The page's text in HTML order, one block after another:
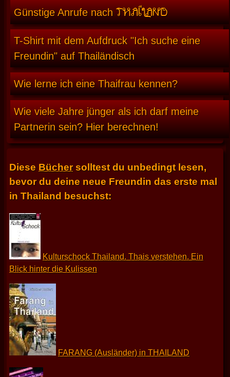
Günstige Anrufe nachTHAILAND
T-Shirt mit dem Aufdruck "Ich suche eine
Freundin" auf Thailändisch
Wie lerne ich eine Thaifrau kennen?
Wie viele Jahre jünger als ich darf meine
Partnerin sein? Hier berechnen!
Diese Büchersolltest du unbedingt lesen,
bevor du deine neue Freundin das erste mal
in Thailand besuchst:
Kulturschock Thailand. Thais verstehen. Ein
Blick hinter die Kulissen
FARANG (Ausländer) in THAILAND